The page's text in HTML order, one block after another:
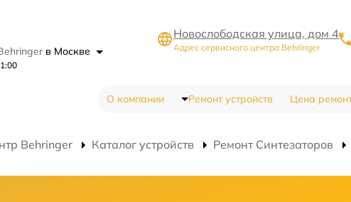
в Москве
Новослободская улица, дом 4
Адрес сервисного центра Behringer
О компании Ремонт устройств Цена
Behringer Каталог устройств Ремонт Синтезаторов